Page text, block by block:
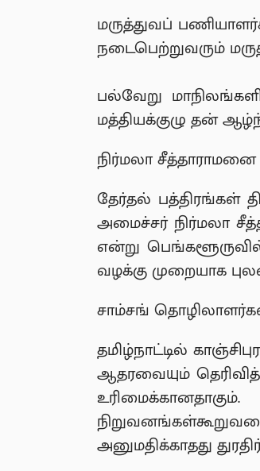
மருத்துவப்
நடைபெற்றுவரும்
பல்வேறு
மத்தியக்குழு தன்
நிர்மலா சீத்தாராமனை
தேர்தல் பத்திரங்கள்
அமைச்சர் நிர்மலா
என்று
வழக்கு முறையாக
சாம்சங்
தமிழ்நாட்டில்
ஆதரவையும்
அனுமதிக்காதது